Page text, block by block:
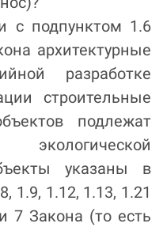
с подпунктом 1.6
архитектурные
разработке
строительные
подлежат
указаны в
1.9, 1.12, 1.13, 1.21
7 Закона (то есть